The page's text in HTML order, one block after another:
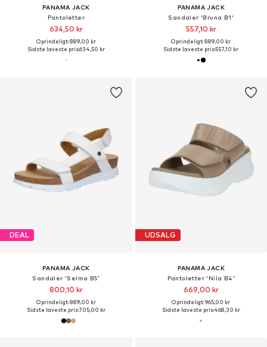
PANAMA JACK
Pantoletter
634,50 kr
Oprindeligt: 889,00 kr
Sidste laveste pris:634,50 kr
PANAMA JACK
Sandaler 'Bruna B1'
557,10 kr
Oprindeligt: 889,00 kr
Sidste laveste pris:557,10 kr
DEAL
PANAMA JACK
Sandaler 'Selma B5'
800,10 kr
Oprindeligt: 889,00 kr
Sidste laveste pris:705,00 kr
UDSALG
PANAMA JACK
Pantoletter 'Nila B4'
669,00 kr
Oprindeligt: 965,00 kr
Sidste laveste pris:468,30 kr